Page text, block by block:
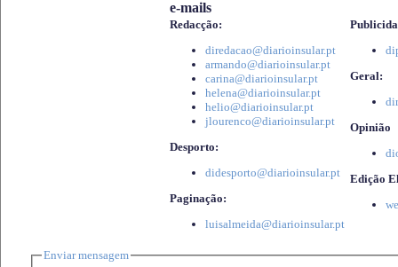
e-mails
Redacção:
diredacao@diarioinsular.pt
armando@diarioinsular.pt
carina@diarioinsular.pt
helena@diarioinsular.pt
helio@diarioinsular.pt
jlourenco@diarioinsular.pt
Desporto:
didesporto@diarioinsular.pt
Paginação:
luisalmeida@diarioinsular.pt
Geral:
Opinião
Edição
Enviar mensagem